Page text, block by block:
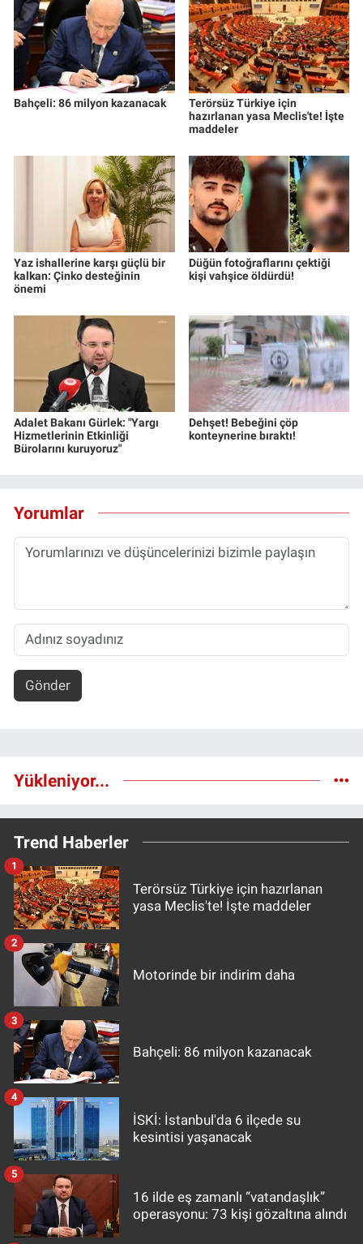
Bahçeli: 86 milyon kazanacak
Terörsüz Türkiye için
hazırlanan yasa Meclis'te! İşte
maddeler
Yaz ishallerine karşı güçlü bir
kalkan: Çinko desteğinin
önemi
Düğün fotoğraflarını çektiği
kişi vahşice öldürdü!
Adalet Bakanı Gürlek: "Yargı
Hizmetlerinin Etkinliği
Bürolarını kuruyoruz"
Dehşet! Bebeğini çöp
konteynerine bıraktı!
Yorumlar
Gönder
Yükleniyor...
Trend Haberler
Terörsüz Türkiye için hazırlanan
yasa Meclis'te! İşte maddeler
1
Motorinde bir indirim daha
2
Bahçeli: 86 milyon kazanacak
3
İSKİ: İstanbul'da 6 ilçede su
kesintisi yaşanacak
4
16 ilde eş zamanlı “vatandaşlık”
operasyonu: 73 kişi gözaltına alındı
5